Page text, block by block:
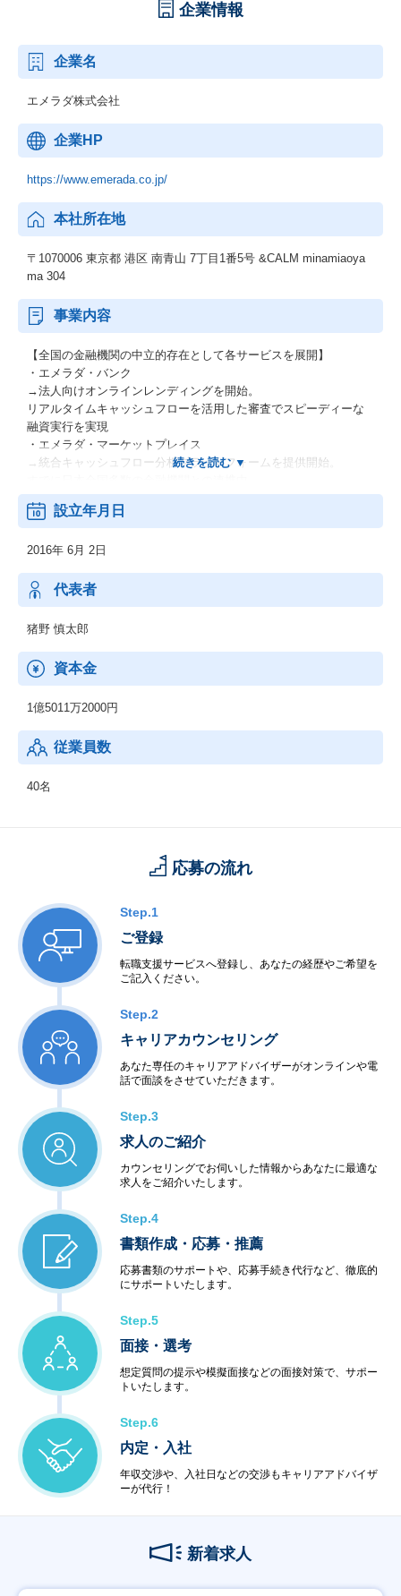
企業情報
企業名
エメラダ株式会社
企業HP
https://www.emerada.co.jp/
本社所在地
〒1070006 東京都 港区 南青山 7丁目1番5号 &CALM minamiaoya
ma 304
事業内容
【全国の金融機関の中立的存在として各サービスを展開】
・エメラダ・バンク
→法人向けオンラインレンディングを開始。
リアルタイムキャッシュフローを活用した審査でスピーディーな
融資実行を実現
・エメラダ・マーケットプレイス
→統合キャッシュフロー分析プラットフォームを提供開始。
設立年月日
2016年 6月 2日
代表者
猪野 慎太郎
資本金
1億5011万2000円
従業員数
40名
応募の流れ
Step.1
ご登録
転職支援サービスへ登録し、あなたの経歴やご希望を
ご記入ください。
Step.2
キャリアカウンセリング
あなた専任のキャリアアドバイザーがオンラインや電
話で面談をさせていただきます。
Step.3
求人のご紹介
カウンセリングでお伺いした情報からあなたに最適な
求人をご紹介いたします。
Step.4
書類作成・応募・推薦
応募書類のサポートや、応募手続き代行など、徹底的
にサポートいたします。
Step.5
面接・選考
想定質問の提示や模擬面接などの面接対策で、サポー
トいたします。
Step.6
内定・入社
年収交渉や、入社日などの交渉もキャリアアドバイザ
ーが代行！
新着求人